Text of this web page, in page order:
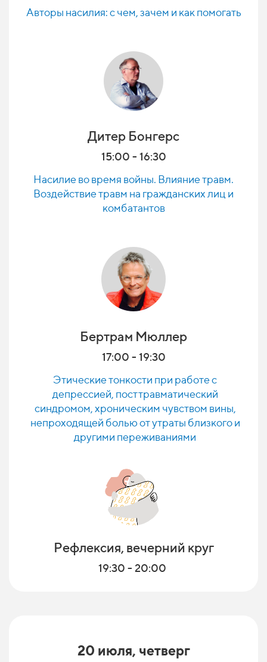
Авторы насилия: с чем, зачем и как помогать
Дитер Бонгерс
15:00 - 16:30
Насилие во время войны. Влияние травм.
Воздействие травм на гражданских лиц и
комбатантов
Бертрам Мюллер
17:00 - 19:30
Этические тонкости при работе с
депрессией, посттравматический
синдромом, хроническим чувством вины,
непроходящей болью от утраты близкого и
другими переживаниями
Рефлексия, вечерний круг
19:30 - 20:00
20 июля, четверг